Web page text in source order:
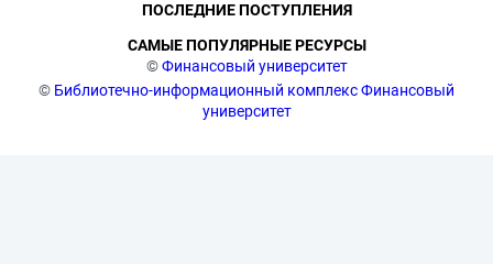
©Финансовый университет
© Библиотечно-информационный комплекс Финансовый
университет
ПОСЛЕДНИЕ ПОСТУПЛЕНИЯ
САМЫЕ ПОПУЛЯРНЫЕ РЕСУРСЫ